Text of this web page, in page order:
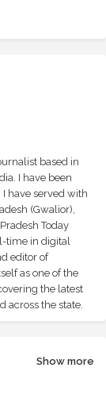
based in
I have been
have served with
(Gwalior),
Today
time in digital
editor of
as one of the
the latest
across the state.
Show more